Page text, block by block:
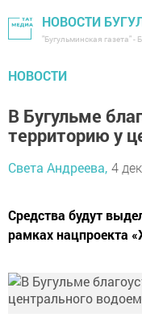
НОВОСТИ
"Бугульминская газета" -
НОВОСТИ
В Бугульме
территорию у
Света Андреева, 4
Средства будут
рамках нацпроекта